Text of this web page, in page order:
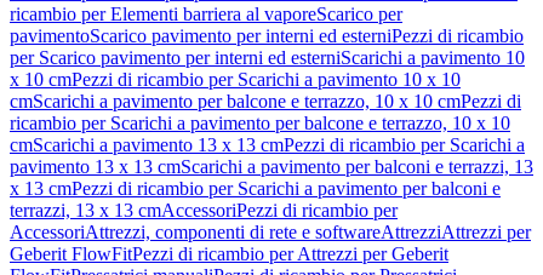
ricambio per Elementi barriera al vaporeScarico per
pavimentoScarico pavimento per interni ed esterniPezzi di ricambio
per Scarico pavimento per interni ed esterniScarichi a pavimento 10
x 10 cmPezzi di ricambio per Scarichi a pavimento 10 x 10
cmScarichi a pavimento per balcone e terrazzo, 10 x 10 cmPezzi di
ricambio per Scarichi a pavimento per balcone e terrazzo, 10 x 10
cmScarichi a pavimento 13 x 13 cmPezzi di ricambio per Scarichi a
pavimento 13 x 13 cmScarichi a pavimento per balconi e terrazzi, 13
x 13 cmPezzi di ricambio per Scarichi a pavimento per balconi e
terrazzi, 13 x 13 cmAccessoriPezzi di ricambio per
AccessoriAttrezzi, componenti di rete e softwareAttrezziAttrezzi per
Geberit FlowFitPezzi di ricambio per Attrezzi per Geberit